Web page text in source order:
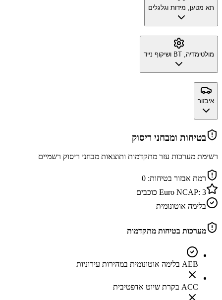
תא מטען, מידות וגלגלים
מולטימדיה, BT ושיקוף נייד
איבזור
בטיחות ומבחני ריסוק
רשימת מערכות עזר מתקדמות ותוצאות מבחני ריסוק רשמיים
רמת אבזור בטיחות: 0
Euro NCAP: 3
כוכבים
בלימה אוטונומית
מערכות בטיחות מתקדמות
AEB בלימה אוטונומית במהירות עירוניות
ACC בקרת שיוט אדפטיבית